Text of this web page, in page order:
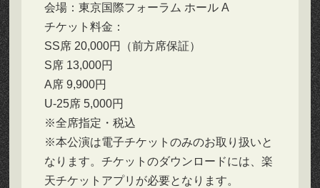
会場：東京国際フォーラム ホール A
チケット料金：
SS席 20,000円（前方席保証）
S席 13,000円
A席 9,900円
U-25席 5,000円
※全席指定・税込
※本公演は電子チケットのみのお取り扱いと
なります。チケットのダウンロードには、楽
天チケットアプリが必要となります。